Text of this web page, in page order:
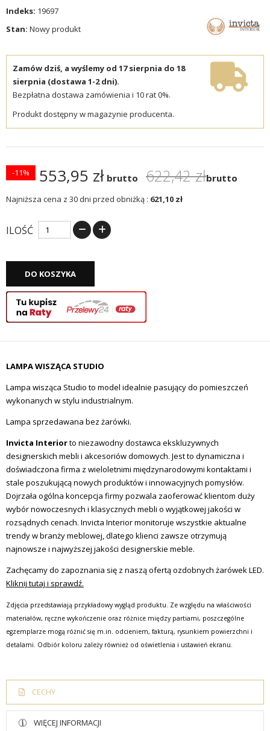
Indeks: 19697
Stan: Nowy produkt
Zamów dziś, a wyślemy od 17 sierpnia do 18
sierpnia (dostawa 1-2 dni).
Bezpłatna dostawa zamówienia i 10 rat 0%.
Produkt dostępny w magazynie producenta.
553,95 zł brutto 622,42 złbrutto
-11%
Najniższa cena z 30 dni przed obniżką : 621,10 zł
ILOŚĆ
DO KOSZYKA
LAMPA WISZĄCA STUDIO
Lampa wisząca Studio to model idealnie pasujący do pomieszczeń
wykonanych w stylu industrialnym.
Lampa sprzedawana bez żarówki.
Invicta Interiorto niezawodny dostawca ekskluzywnych
designerskich mebli i akcesoriów domowych. Jest to dynamiczna i
doświadczona firma z wieloletnimi międzynarodowymi kontaktami i
stale poszukującą nowych produktów i innowacyjnych pomysłów.
Dojrzała ogólna koncepcja firmy pozwala zaoferować klientom duży
wybór nowoczesnych i klasycznych mebli o wyjątkowej jakości w
rozsądnych cenach. Invicta Interior monitoruje wszystkie aktualne
trendy w branży meblowej, dlatego klienci zawsze otrzymują
najnowsze i najwyższej jakości designerskie meble.
Zachęcamy do zapoznania się z naszą ofertą ozdobnych żarówek LED.
Kliknij tutaj i sprawdź.
Zdjęcia przedstawiają przykładowy wygląd produktu. Ze względu na właściwości
materiałów, ręczne wykończenie oraz różnice między partiami, poszczególne
egzemplarze mogą różnić się m.in. odcieniem, fakturą, rysunkiem powierzchni i
detalami. Odbiór koloru zależy również od oświetlenia i ustawień ekranu.
CECHY
WIĘCEJ INFORMACJI